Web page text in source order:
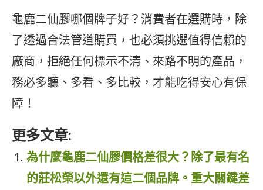
龜鹿二仙膠哪個牌子好？消費者在選購時，除
了透過合法管道購買，也必須挑選值得信賴的
廠商，拒絕任何標示不清、來路不明的產品，
務必多聽、多看、多比較，才能吃得安心有保
障！
更多文章:
為什麼龜鹿二仙膠價格差很大？除了最有名
的莊松榮以外還有這二個品牌。重大關鍵差